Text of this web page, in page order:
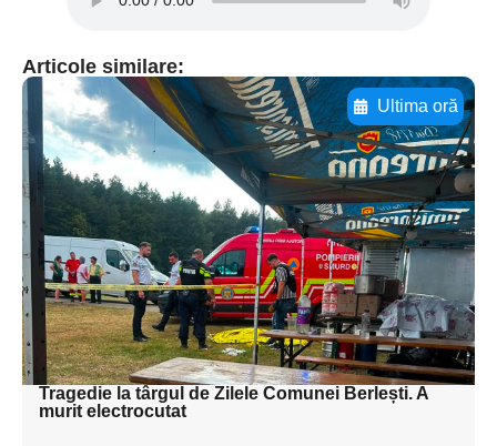
Articole similare:
Ultima oră
Adaugă aici textul pentru
subtitluAdaugă aici
textul pentru
subtitluAdaugă aici
textul pentru
subtitluAdaugă aici
textul pentru subti
Tragedie la târgul de Zilele Comunei Berlești. A
murit electrocutat